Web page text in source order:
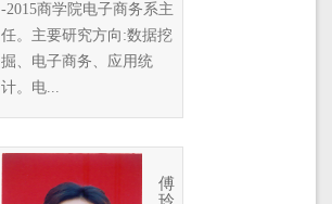
-2015商学院电子商务系主
任。主要研究方向:数据挖
掘、电子商务、应用统
计。电...
傅